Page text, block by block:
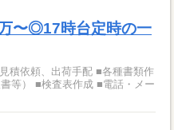
〜◎17時台定時の一
積依頼、出荷手配 ■各種書類作
等） ■検査表作成 ■電話・メー